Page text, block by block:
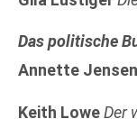
Das politische
Annette
Keith LoweDer